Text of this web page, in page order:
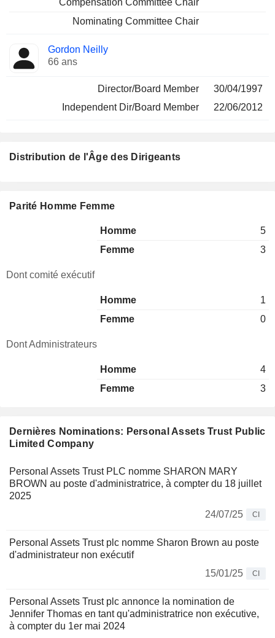
Compensation Committee Chair
Nominating Committee Chair
Gordon Neilly
66 ans
Director/Board Member
30/04/1997
Independent Dir/Board Member
22/06/2012
Dernières Nominations: Personal Assets Trust Public
Limited Company
Personal Assets Trust PLC nomme SHARON MARY
BROWN au poste d'administratrice, à compter du 18 juillet
2025
24/07/25
CI
Personal Assets Trust plc nomme Sharon Brown au poste
d'administrateur non exécutif
15/01/25
CI
Personal Assets Trust plc annonce la nomination de
Jennifer Thomas en tant qu'administratrice non exécutive,
à compter du 1er mai 2024
Distribution de l'Âge des Dirigeants
Parité Homme Femme
Homme
5
Femme
3
Dont comité exécutif
Homme
1
Femme
0
Dont Administrateurs
Homme
4
Femme
3